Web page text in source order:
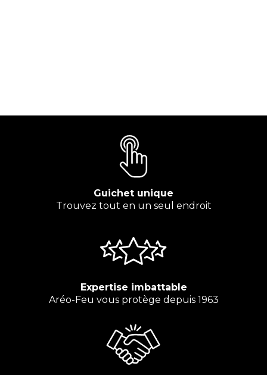
Guichet unique
Trouvez tout en un seul endroit
Expertise imbattable
Aréo-Feu vous protège depuis 1963